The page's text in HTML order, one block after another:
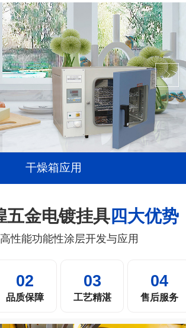
干燥箱应用
五金电镀挂具四大优势
性能功能性涂层开发与应用
02
品质保障
03
工艺精湛
04
售后服务